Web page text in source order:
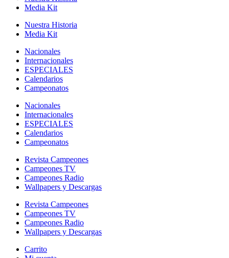
Media Kit
Nuestra Historia
Media Kit
Nacionales
Internacionales
ESPECIALES
Calendarios
Campeonatos
Nacionales
Internacionales
ESPECIALES
Calendarios
Campeonatos
Revista Campeones
Campeones TV
Campeones Radio
Wallpapers y Descargas
Revista Campeones
Campeones TV
Campeones Radio
Wallpapers y Descargas
Carrito